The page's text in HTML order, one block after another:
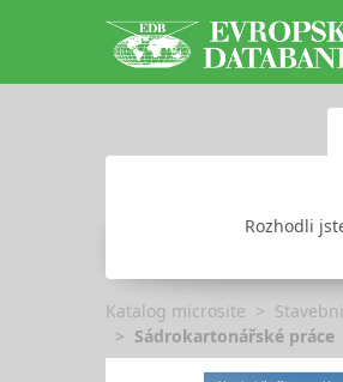
Rozhodli
Katalog microsite
Sádrokartonářské práce